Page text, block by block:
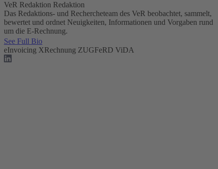
VeR Redaktion Redaktion
Das Redaktions- und Rechercheteam des VeR beobachtet, sammelt,
bewertet und ordnet Neuigkeiten, Informationen und Vorgaben rund
um die E-Rechnung.
See Full Bio
eInvoicing XRechnung ZUGFeRD ViDA